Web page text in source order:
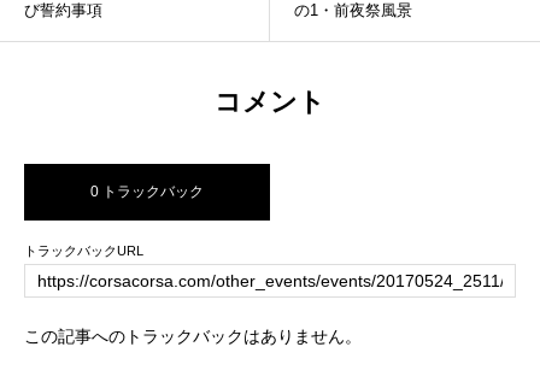
び誓約事項
の1・前夜祭風景
コメント
0 トラックバック
トラックバックURL
この記事へのトラックバックはありません。